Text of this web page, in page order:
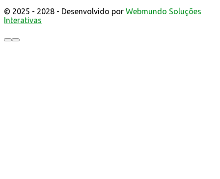
© 2025 - 2028 - Desenvolvido por Webmundo Soluções
Interativas